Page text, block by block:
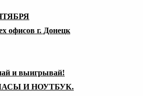
офисов г. Донецк
и выигрывай!
И НОУТБУК.